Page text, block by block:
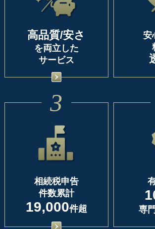
高品質/安さ
を両立した
サービス
安
3
相続税申告
件数累計
19,000件超
専